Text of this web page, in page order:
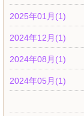
2025年01月(1)
2024年12月(1)
2024年08月(1)
2024年05月(1)